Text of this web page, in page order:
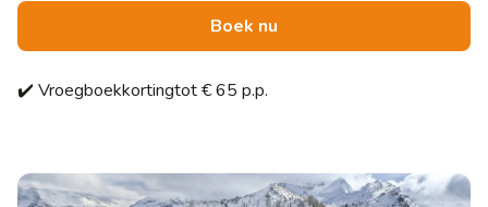
Boek nu
✔️ Vroegboekkortingtot € 65 p.p.